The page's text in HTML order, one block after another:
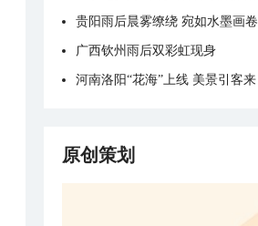
贵阳雨后晨雾缭绕 宛如水墨画卷
广西钦州雨后双彩虹现身
河南洛阳“花海”上线 美景引客来
原创策划